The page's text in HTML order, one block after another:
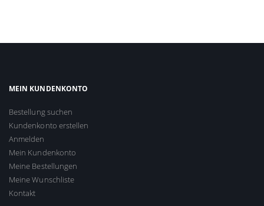
MEIN KUNDENKONTO
Bestellung suchen
Kundenkonto erstellen
Anmelden
Mein Kundenkonto
Meine Bestellungen
Meine Wunschliste
Kontakt